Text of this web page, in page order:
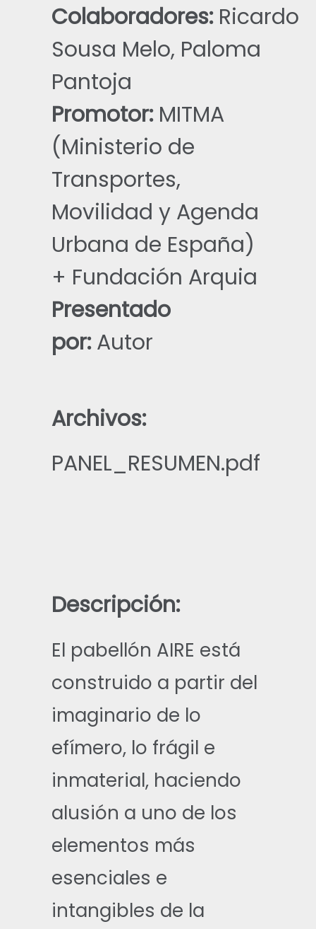
Colaboradores: Ricardo
Sousa Melo, Paloma
Pantoja
Promotor: MITMA
(Ministerio de
Transportes,
Movilidad y Agenda
Urbana de España)
+ Fundación Arquia
Presentado
por: Autor
Archivos:
PANEL_RESUMEN.pdf
Descripción:
El pabellón AIRE está
construido a partir del
imaginario de lo
efímero, lo frágil e
inmaterial, haciendo
alusión a uno de los
elementos más
esenciales e
intangibles de la